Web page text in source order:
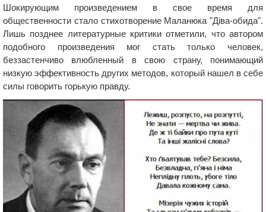
Шокирующим произведением в свое время для
общественности стало стихотворение Маланюка "Діва-обида".
Лишь позднее литературные критики отметили, что автором
подобного произведения мог стать только человек,
беззастенчиво влюбленный в свою страну, понимающий
низкую эффективность других методов, который нашел в себе
силы говорить горькую правду.